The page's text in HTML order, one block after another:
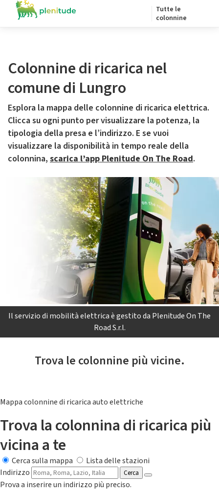
Tutte le
colonnine
Colonnine di ricarica nel
comune di Lungro
Esplora la mappa delle colonnine di ricarica elettrica.
Clicca su ogni punto per visualizzare la potenza, la
tipologia della presa e l’indirizzo. E se vuoi
visualizzare la disponibilità in tempo reale della
colonnina, scarica l’app Plenitude On The Road.
Il servizio di mobilità elettrica è gestito da Plenitude On The
Road S.r.l.
Trova le colonnine più vicine.
Mappa colonnine di ricarica auto elettriche
Trova la colonnina di ricarica più
vicina a te
Cerca sulla mappa
Lista delle stazioni
Indirizzo
Cerca
Prova a inserire un indirizzo più preciso.